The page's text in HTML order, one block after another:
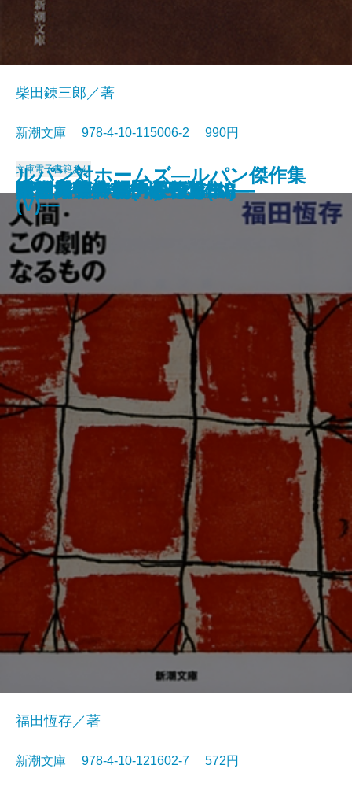
女坂
ぼんち
江戸川乱歩傑作選
駅前旅館
永すぎた春
眠狂四郎無頼控〔五〕
眠狂四郎無頼控〔四〕
眠狂四郎無頼控〔三〕
眠狂四郎無頼控〔二〕
眠狂四郎無頼控〔一〕
柴田錬三郎／著
新潮文庫 978-4-10-115006-2 990円
文庫電子書籍あり
人間・この劇的なるもの
福田恆存／著
新潮文庫 978-4-10-121602-7 572円
ドイル傑作集(III)―恐怖編―
海と毒薬
暖簾
パニック・裸の王様
ルパン対ホームズ―ルパン傑作集
(V)―
青い鳥
白い人・黄色い人
奇岩城―ルパン傑作集(III)―
雨・赤毛―モーム短篇集I―